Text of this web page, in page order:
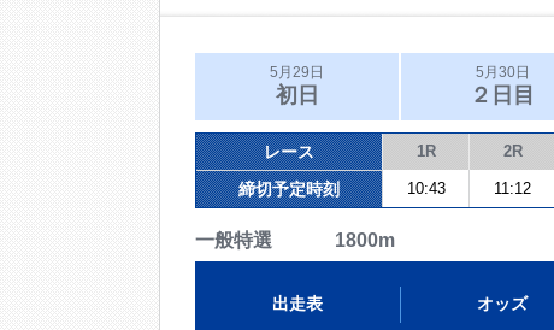
5月29日
初日
5月30日
２日目
レース 1R 2R
締切予定時刻 10:43 11:12
一般特選 1800m
出走表 オッズ